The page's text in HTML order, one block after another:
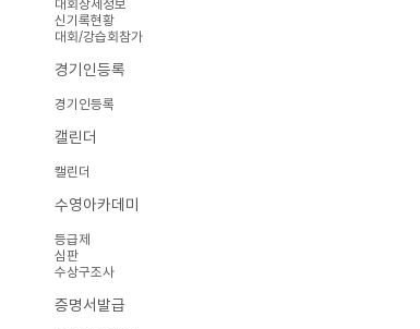
대회상세정보
신기록현황
대회/강습회참가
경기인등록
경기인등록
캘린더
캘린더
수영아카데미
등급제
심판
수상구조사
증명서발급